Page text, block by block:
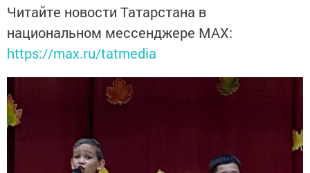
Читайте новости Татарстана в
национальном мессенджере MАХ:
https://max.ru/tatmedia